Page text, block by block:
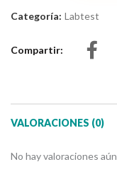
Categoría: Labtest
Compartir
VALORACIONES (0)
No hay valoraciones